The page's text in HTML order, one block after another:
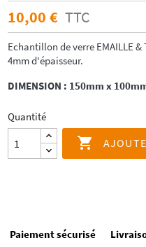
10,00 € TTC
Echantillon de verre EMAILLE &
4mm d'épaisseur.
DIMENSION : 150mm x
Quantité

Paiement sécurisé